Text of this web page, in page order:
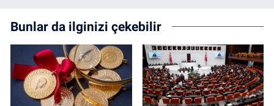
Bunlar da ilginizi çekebilir